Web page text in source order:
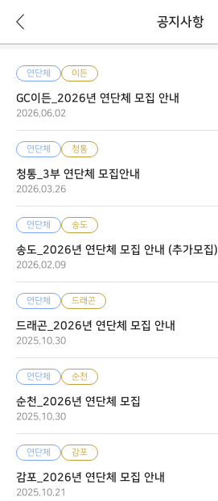
공지사항
뒤
로
가
연단체 이든
GC이든_2026년 연단체 모집 안내
2026.06.02
연단체 청통
청통_3부 연단체 모집안내
2026.03.26
연단체 송도
송도_2026년 연단체 모집 안내 (추가모집)
2026.02.09
연단체 드래곤
드래곤_2026년 연단체 모집 안내
2025.10.30
연단체 순천
순천_2026년 연단체 모집
2025.10.30
연단체 감포
감포_2026년 연단체 모집 안내
2025.10.21